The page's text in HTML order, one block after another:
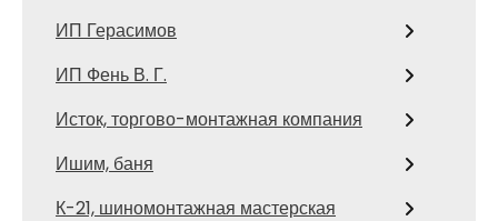
ИП Герасимов
ИП Фень В. Г.
Исток, торгово-монтажная компания
Ишим, баня
К-21, шиномонтажная мастерская